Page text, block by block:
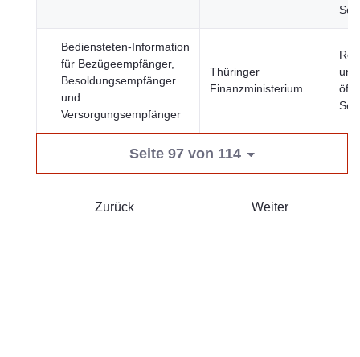
Bediensteten-Information
für Bezügeempfänger,
Besoldungsempfänger
und
Versorgungsempfänger
Thüringer
Finanzministerium
und
Seite 97 von 114
Zurück Weiter